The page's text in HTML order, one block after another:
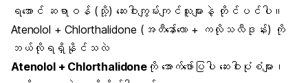
ရအောင် ဆရာဝန် (သို့) ဆေးဝါးကျွမ်းကျင်သူများနဲ့ တိုင်ပင်ပါ။
Atenolol + Chlorthalidone (အတီနော်ေ်လော + ကလိုသလီဒုန်း) ကို
ဘယ်လိုရရှိနိုင်သလဲ
Atenolol + Chlorthalidone ကို အောက်ဖော်ပြပါ ဆေးဝါးပုံစံများ၊